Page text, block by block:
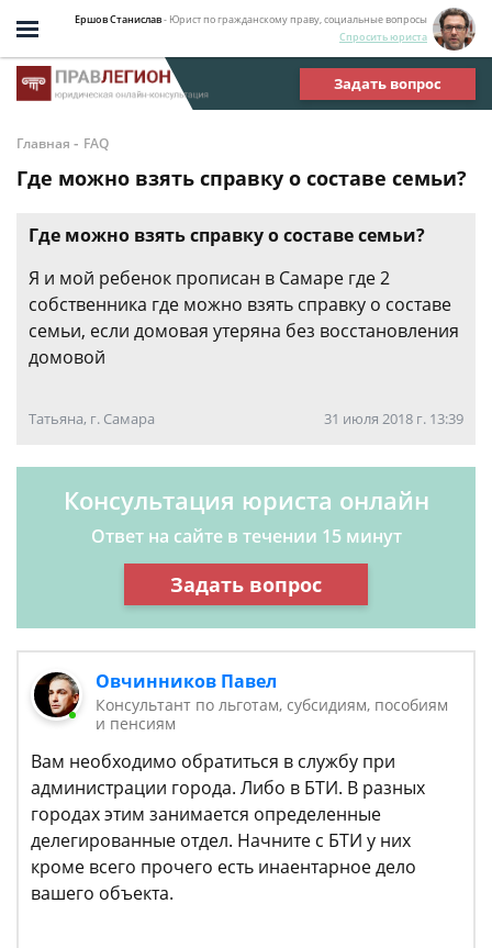
Ершов Станислав- Юрист по гражданскому праву, социальные вопросы
Спросить юриста
Задать вопрос
Главная - FAQ
Где можно взять справку о составе семьи?
Где можно взять справку о составе семьи?
Я и мой ребенок прописан в Самаре где 2
собственника где можно взять справку о составе
семьи, если домовая утеряна без восстановления
домовой
Татьяна, г. Самара 31 июля 2018 г. 13:39
Консультация юриста онлайн
Ответ на сайте в течении 15 минут
Задать вопрос
Овчинников Павел
Консультант по льготам, субсидиям, пособиям
и пенсиям
Вам необходимо обратиться в службу при
администрации города. Либо в БТИ. В разных
городах этим занимается определенные
делегированные отдел. Начните с БТИ у них
кроме всего прочего есть инаентарное дело
вашего объекта.